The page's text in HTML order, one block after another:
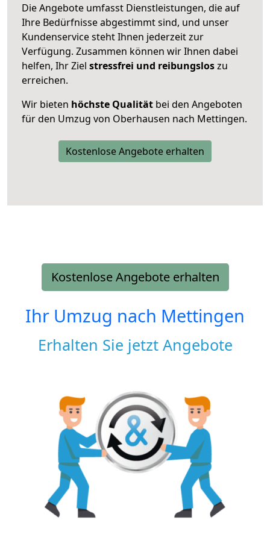
Die Angebote umfasst Dienstleistungen, die auf
Ihre Bedürfnisse abgestimmt sind, und unser
Kundenservice steht Ihnen jederzeit zur
Verfügung. Zusammen können wir Ihnen dabei
helfen, Ihr Ziel stressfrei und reibungsloszu
erreichen.
Wir bieten höchste Qualität bei den Angeboten
für den Umzug von Oberhausen nach Mettingen.
Kostenlose Angebote erhalten
Kostenlose Angebote erhalten
Ihr Umzug nach Mettingen
Erhalten Sie jetzt Angebote